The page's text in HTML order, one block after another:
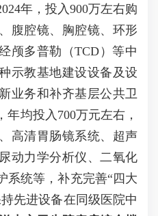
年，投入900万左右购
腹腔镜、胸腔镜、环形
颅多普勒（TCD）等中
示教基地建设设备及设
业务和补齐基层公共卫
均投入700万元左右，
高清胃肠镜系统、超声
动力学分析仪、二氧化
系统等，补充完善“四大
先进设备在同级医院中